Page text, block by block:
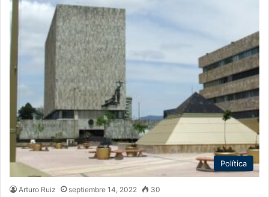
Política
Arturo Ruiz septiembre 14, 2022 30